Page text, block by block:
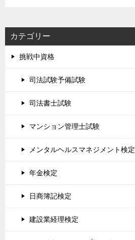
カテゴリー
挑戦中資格
司法試験予備試験
司法書士試験
マンション管理士試験
メンタルヘルスマネジメント検定
年金検定
日商簿記検定
建設業経理検定